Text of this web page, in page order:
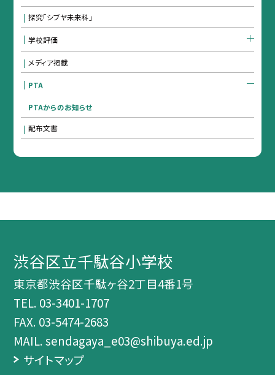
探究「シブヤ未来科」
学校評価
メディア掲載
PTA
PTAからのお知らせ
配布文書
渋谷区立千駄谷小学校
東京都渋谷区千駄ヶ谷2丁目4番1号
TEL. 03-3401-1707
FAX. 03-5474-2683
MAIL. sendagaya_e03@shibuya.ed.jp
サイトマップ